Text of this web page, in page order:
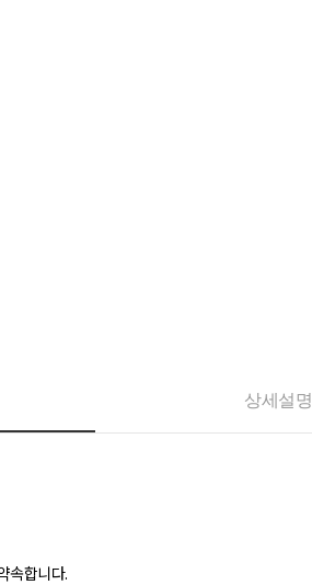
상세설명
속합니다.